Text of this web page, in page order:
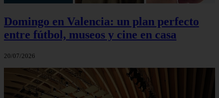
Domingo en Valencia: un plan perfecto
entre fútbol, museos y cine en casa
20/07/2026